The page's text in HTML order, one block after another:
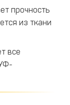
прочность
из ткани
все